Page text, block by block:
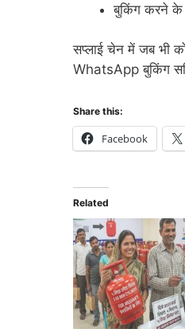
बुकिंग करने
सप्लाई चेन में जब भी
WhatsApp बुकिंग
Share this:
Facebook
Related